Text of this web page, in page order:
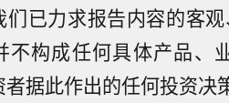
们已力求报告内容的客
不构成任何具体产品、
据此作出的任何投资决
布伦特原油暗盘突破82美元